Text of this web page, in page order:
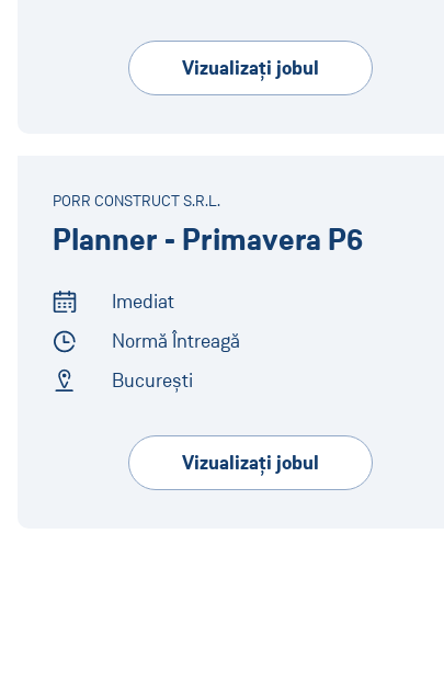
Vizualizaţi jobul
PORR CONSTRUCT S.R.L.
Planner - Primavera P6
Start of Work
Imediat
Employment Type
Normă Întreagă
București
Vizualizaţi jobul